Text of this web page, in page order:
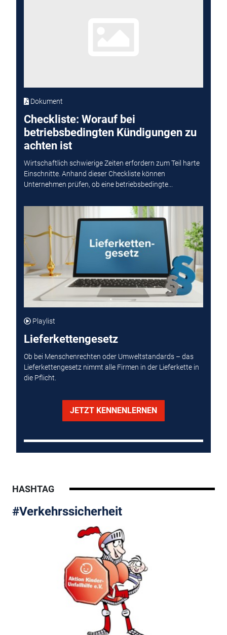
Dokument
Checkliste: Worauf bei
betriebsbedingten Kündigungen zu
achten ist
Wirtschaftlich schwierige Zeiten erfordern zum Teil harte
Einschnitte. Anhand dieser Checkliste können
Unternehmen prüfen, ob eine betriebsbedingte...
Playlist
Lieferkettengesetz
Ob bei Menschenrechten oder Umweltstandards – das
Lieferkettengesetz nimmt alle Firmen in der Lieferkette in
die Pflicht.
JETZT KENNENLERNEN
HASHTAG
#Verkehrssicherheit